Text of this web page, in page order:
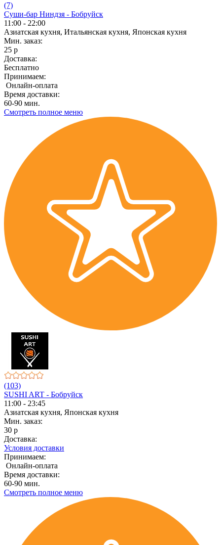
(7)
Суши-бар Ниндзя - Бобруйск
11:00 - 22:00
Азиатская кухня, Итальянская кухня, Японская кухня
Мин. заказ:
25 р
Доставка:
Бесплатно
Принимаем:
Онлайн-оплата
Время доставки:
60-90 мин.
Смотреть полное меню
(103)
SUSHI ART - Бобруйск
11:00 - 23:45
Азиатская кухня, Японская кухня
Мин. заказ:
30 р
Доставка:
Условия доставки
Принимаем:
Онлайн-оплата
Время доставки:
60-90 мин.
Смотреть полное меню